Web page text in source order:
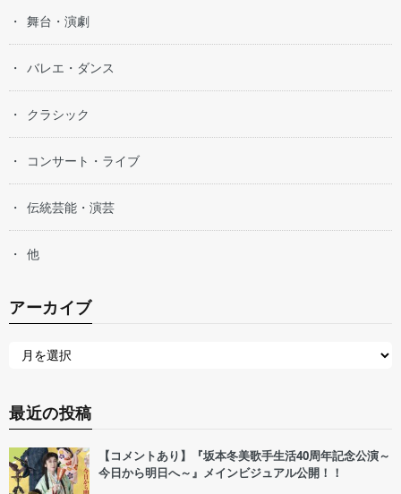
舞台・演劇
バレエ・ダンス
クラシック
コンサート・ライブ
伝統芸能・演芸
他
アーカイブ
最近の投稿
【コメントあり】『坂本冬美歌手生活40周年記念公演～
今日から明日へ～』メインビジュアル公開！！